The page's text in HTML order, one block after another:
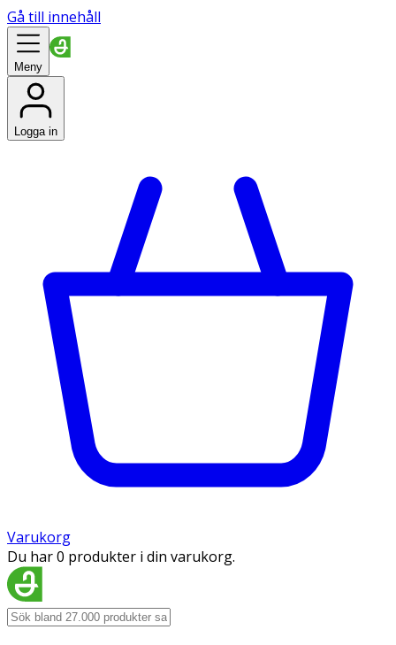
Gå till innehåll
Meny
Logga in
Varukorg
Du har 0 produkter i din varukorg.